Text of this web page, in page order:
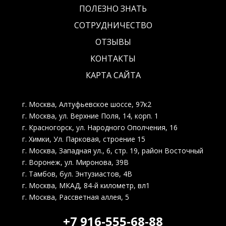
2. Убрали провалы.
3. Стали лучше низкие обороты и без
того, неплохие вверха.
Машинка ведет себя предсказуемо,
адекватно и резво! Рекомендую!!!
Рейтинг отзыва:5
Отличная компания по чип-тюнингу
автомобилей! Сделали большую работу
быстро и за хорошую цену, выполнено
все на 100%. Ребята молодцы, знают
свою работу! Огромное спасибо,
обязательно обращусь еще раз!
ПОЛЕЗНО ЗНАТЬ
СОТРУДНИЧЕСТВО
ОТЗЫВЫ
КОНТАКТЫ
КАРТА САЙТА
г. Москва, Алтуфьевское шоссе, 97к2
г. Москва, ул. Верхние Поля, 14, корп. 1
г. Красногорск, ул. Народного Ополчения, 16
г. Химки, Ул. Парковая, строение 15
г. Москва, Западная ул., 6, стр. 19, район Восточный
г. Воронеж, ул. Миронова, 39В
г. Тамбов, бул. Энтузиастов, 4В
г. Москва, МКАД, 84-й километр, вл1
г. Москва, Рассветная аллея, 5
+7 916-555-68-88